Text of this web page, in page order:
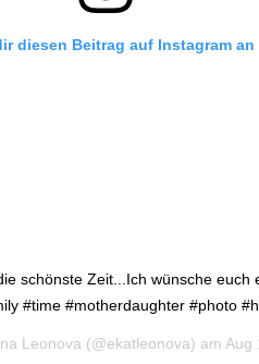
diesen Beitrag auf Instagram an
schönste Zeit...Ich wünsche euch
#time #motherdaughter #photo
Leonova (@ekatleonova) am Aug